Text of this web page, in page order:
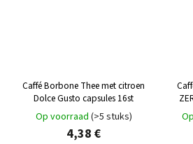
Caffé Borbone Thee met citroen
Dolce Gusto capsules 16st
Op voorraad (>5 stuks)
4,38 €